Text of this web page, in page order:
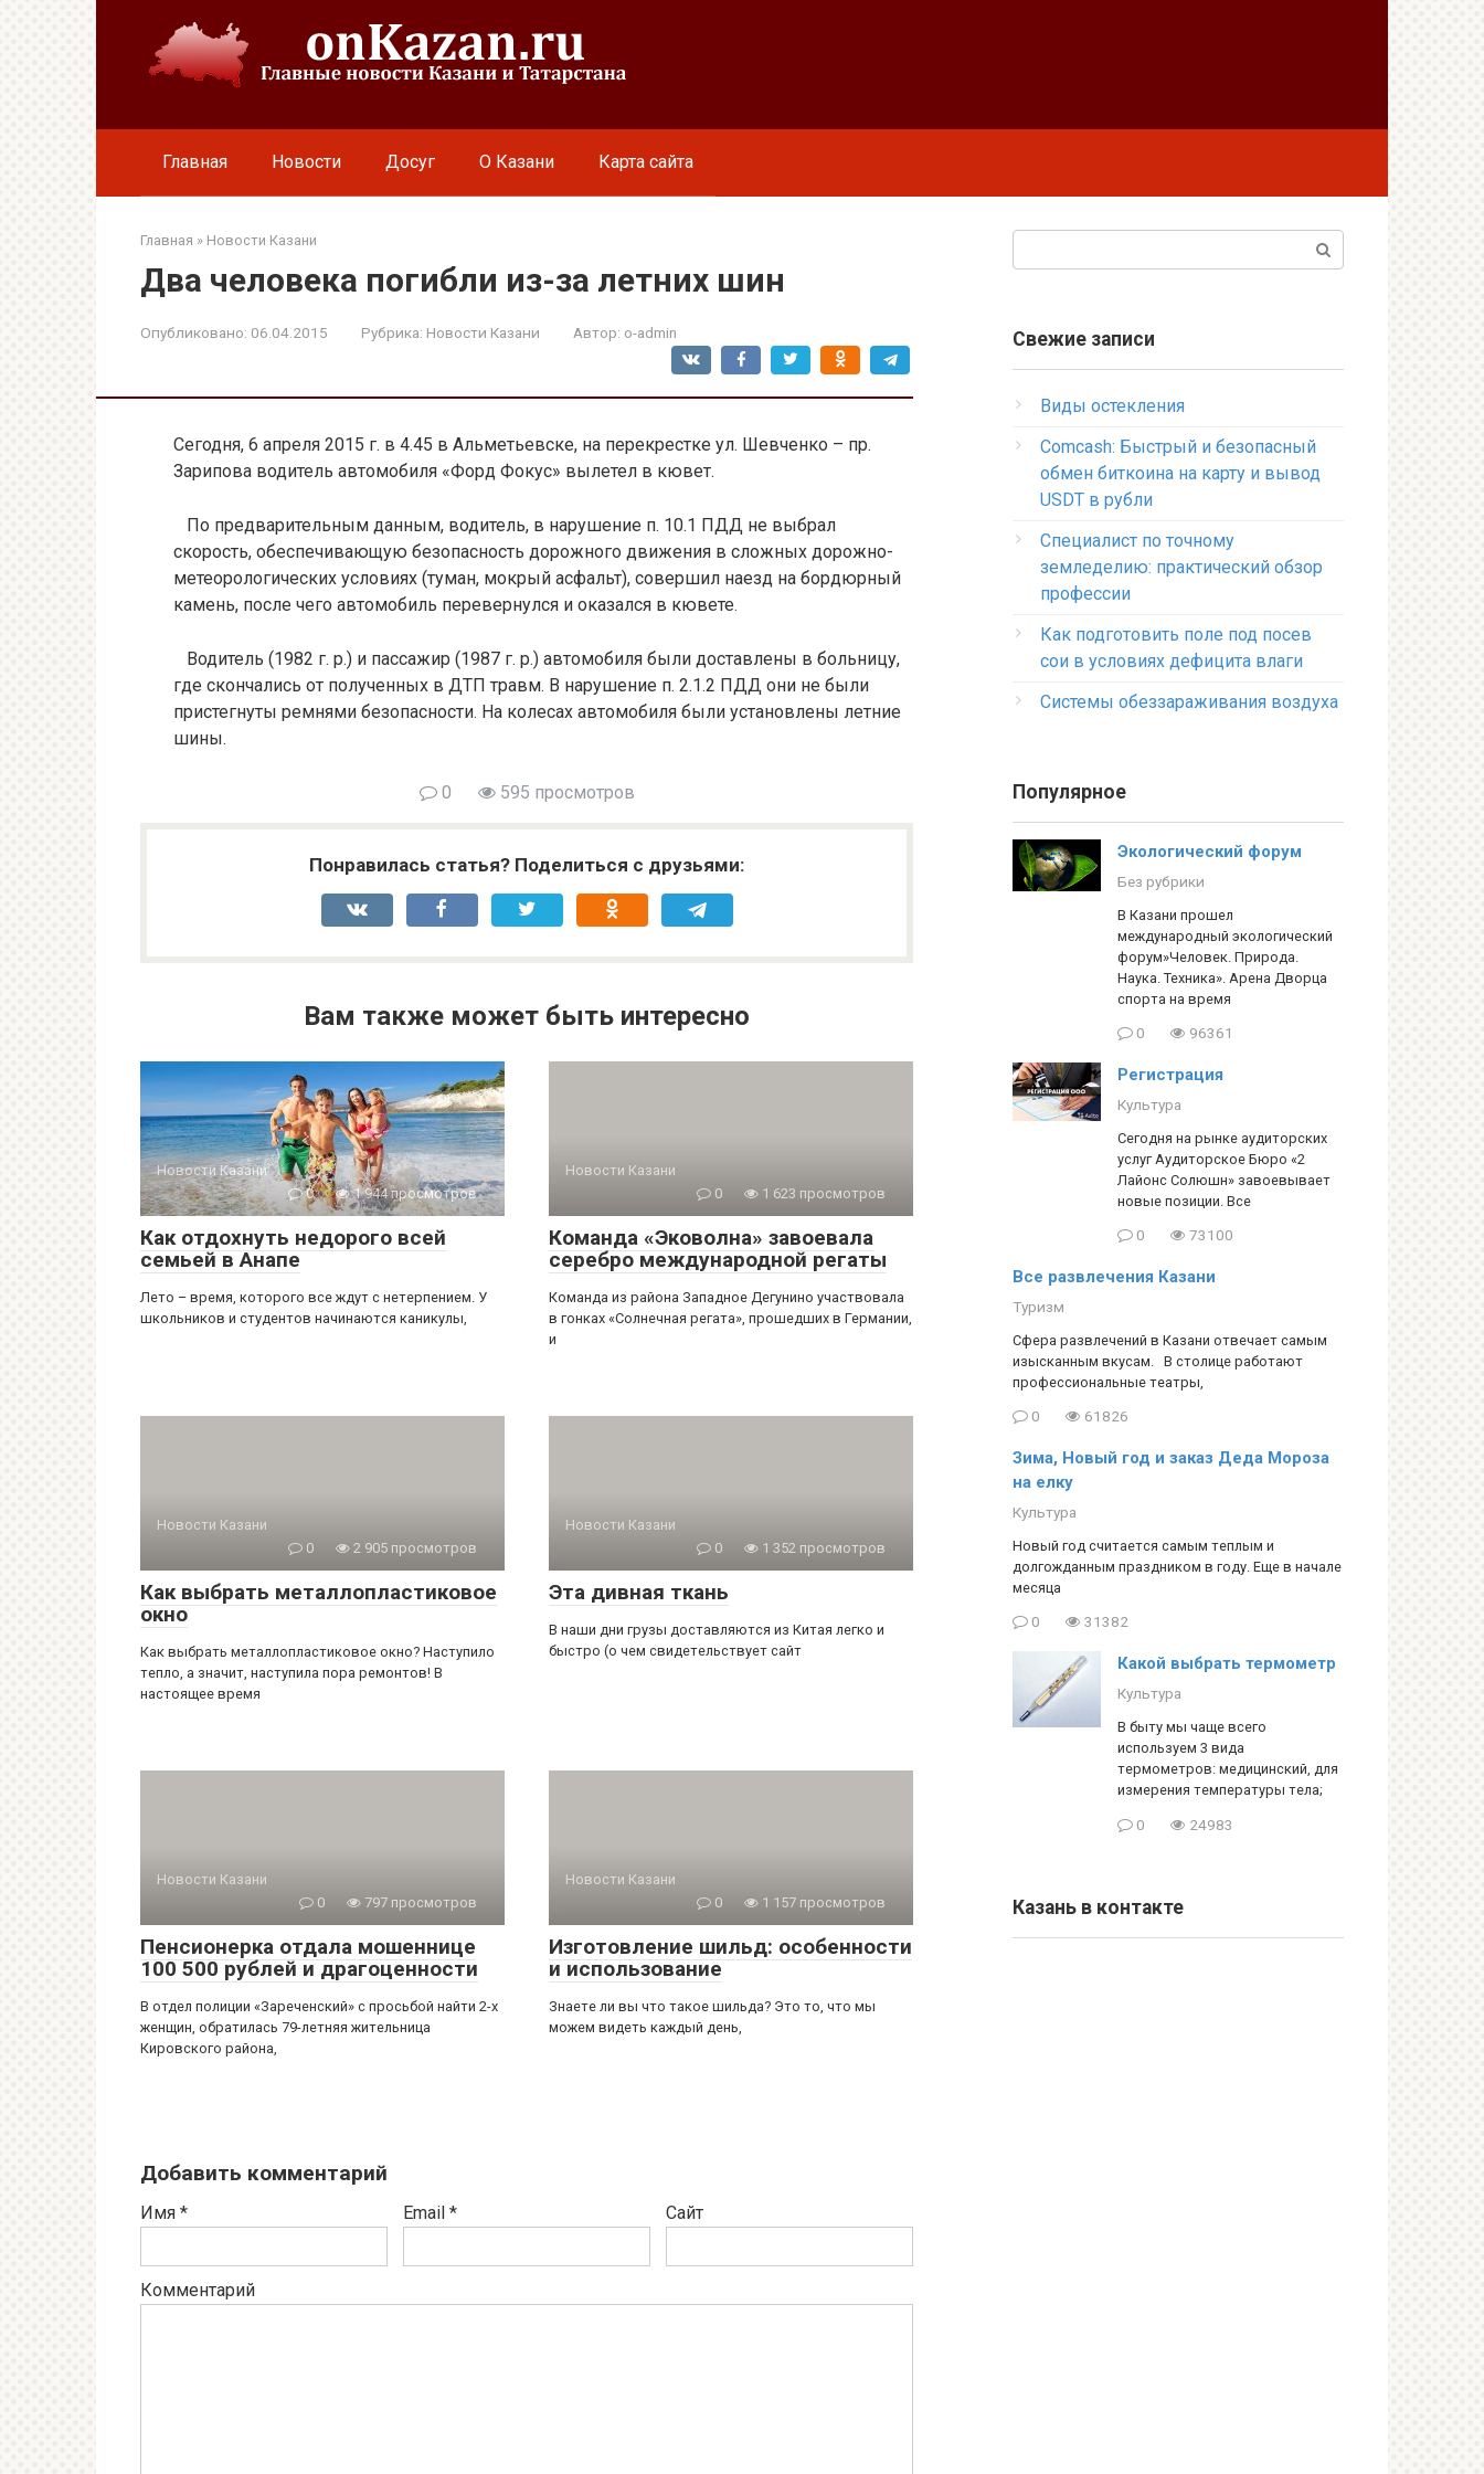
Главная Новости Досуг О Казани Карта сайта
Главная » Новости Казани
Два человека погибли из-за летних шин
Опубликовано: 06.04.2015 Рубрика: Новости Казани Автор: o-admin
Сегодня, 6 апреля 2015 г. в 4.45 в Альметьевске, на перекрестке ул. Шевченко – пр.
Зарипова водитель автомобиля «Форд Фокус» вылетел в кювет.
По предварительным данным, водитель, в нарушение п. 10.1 ПДД не выбрал
скорость, обеспечивающую безопасность дорожного движения в сложных дорожно-
метеорологических условиях (туман, мокрый асфальт), совершил наезд на бордюрный
камень, после чего автомобиль перевернулся и оказался в кювете.
Водитель (1982 г. р.) и пассажир (1987 г. р.) автомобиля были доставлены в больницу,
где скончались от полученных в ДТП травм. В нарушение п. 2.1.2 ПДД они не были
пристегнуты ремнями безопасности. На колесах автомобиля были установлены летние
шины.
0 595 просмотров
Понравилась статья? Поделиться с друзьями:
Вам также может быть интересно
Новости Казани
0
1 944 просмотров
Как отдохнуть недорого всей
семьей в Анапе
Лето – время, которого все ждут с нетерпением. У
школьников и студентов начинаются каникулы,
Новости Казани
0
1 623 просмотров
Команда «Эковолна» завоевала
серебро международной регаты
Команда из района Западное Дегунино участвовала
в гонках «Солнечная регата», прошедших в Германии,
и
Новости Казани
0
2 905 просмотров
Как выбрать металлопластиковое
окно
Как выбрать металлопластиковое окно? Наступило
тепло, а значит, наступила пора ремонтов! В
настоящее время
Новости Казани
0
1 352 просмотров
Эта дивная ткань
В наши дни грузы доставляются из Китая легко и
быстро (о чем свидетельствует сайт
Новости Казани
0
797 просмотров
Пенсионерка отдала мошеннице
100 500 рублей и драгоценности
В отдел полиции «Зареченский» с просьбой найти 2-х
женщин, обратилась 79-летняя жительница
Кировского района,
Новости Казани
0
1 157 просмотров
Изготовление шильд: особенности
и использование
Знаете ли вы что такое шильда? Это то, что мы
можем видеть каждый день,
Добавить комментарий
Имя * Email * Сайт
Комментарий
Свежие записи
Виды остекления
Comcash: Быстрый и безопасный
обмен биткоина на карту и вывод
USDT в рубли
Специалист по точному
земледелию: практический обзор
профессии
Как подготовить поле под посев
сои в условиях дефицита влаги
Системы обеззараживания воздуха
Популярное
Экологический форум
Без рубрики
В Казани прошел
международный экологический
форум»Человек. Природа.
Наука. Техника». Арена Дворца
спорта на время
0 96361
Регистрация
Культура
Сегодня на рынке аудиторских
услуг Аудиторское Бюро «2
Лайонс Солюшн» завоевывает
новые позиции. Все
0 73100
Все развлечения Казани
Туризм
Сфера развлечений в Казани отвечает самым
изысканным вкусам. В столице работают
профессиональные театры,
0 61826
Зима, Новый год и заказ Деда Мороза
на елку
Культура
Новый год считается самым теплым и
долгожданным праздником в году. Еще в начале
месяца
0 31382
Какой выбрать термометр
Культура
В быту мы чаще всего
используем 3 вида
термометров: медицинский, для
измерения температуры тела;
0 24983
Казань в контакте